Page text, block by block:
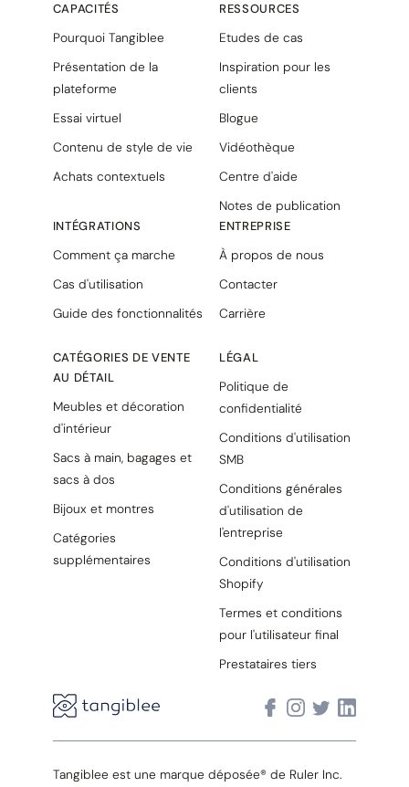
CAPACITÉS
Pourquoi Tangiblee
Présentation de la
plateforme
Essai virtuel
Contenu de style de vie
Achats contextuels
INTÉGRATIONS
Comment ça marche
Cas d'utilisation
Guide des fonctionnalités
CATÉGORIES DE VENTE
AU DÉTAIL
Meubles et décoration
d'intérieur
Sacs à main, bagages et
sacs à dos
Bijoux et montres
Catégories
supplémentaires
RESSOURCES
Etudes de cas
Inspiration pour les
clients
Blogue
Vidéothèque
Centre d'aide
Notes de publication
ENTREPRISE
À propos de nous
Contacter
Carrière
LÉGAL
Politique de
confidentialité
Conditions d'utilisation
SMB
Conditions générales
d'utilisation de
l'entreprise
Conditions d'utilisation
Shopify
Termes et conditions
pour l'utilisateur final
Prestataires tiers
Tangiblee est une marque déposée® de Ruler Inc.